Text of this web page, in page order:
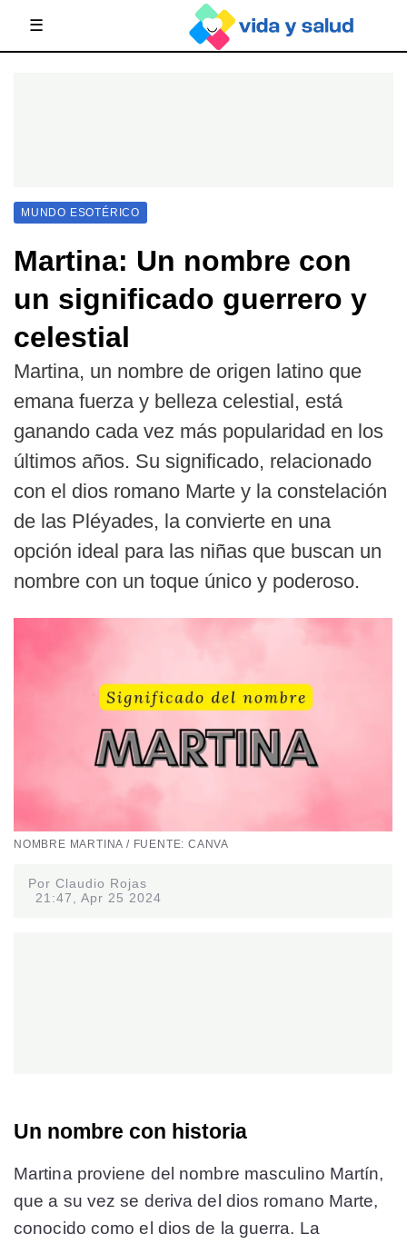
☰
MUNDO ESOTÉRICO
Martina: Un nombre con
un significado guerrero y
celestial
Martina, un nombre de origen latino que
emana fuerza y belleza celestial, está
ganando cada vez más popularidad en los
últimos años. Su significado, relacionado
con el dios romano Marte y la constelación
de las Pléyades, la convierte en una
opción ideal para las niñas que buscan un
nombre con un toque único y poderoso.
NOMBRE MARTINA / FUENTE: CANVA
Por Claudio Rojas
21:47, Apr 25 2024
Un nombre con historia
Martina proviene del nombre masculino Martín,
que a su vez se deriva del dios romano Marte,
conocido como el dios de la guerra. La